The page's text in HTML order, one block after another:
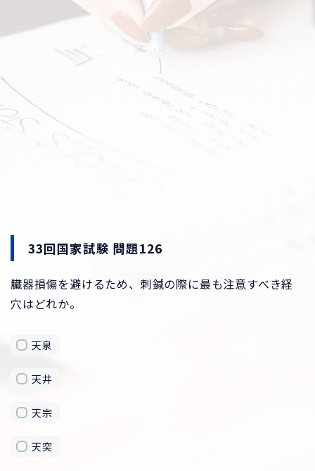
33回国家試験 問題126
臓器損傷を避けるため、刺鍼の際に最も注意すべき経
穴はどれか。
天泉
天井
天宗
天突